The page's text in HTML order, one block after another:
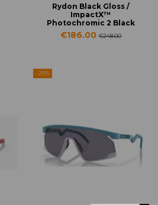
Rydon Black Gloss /
ImpactX™
Photochromic 2 Black
€186.00€248.00
-25%